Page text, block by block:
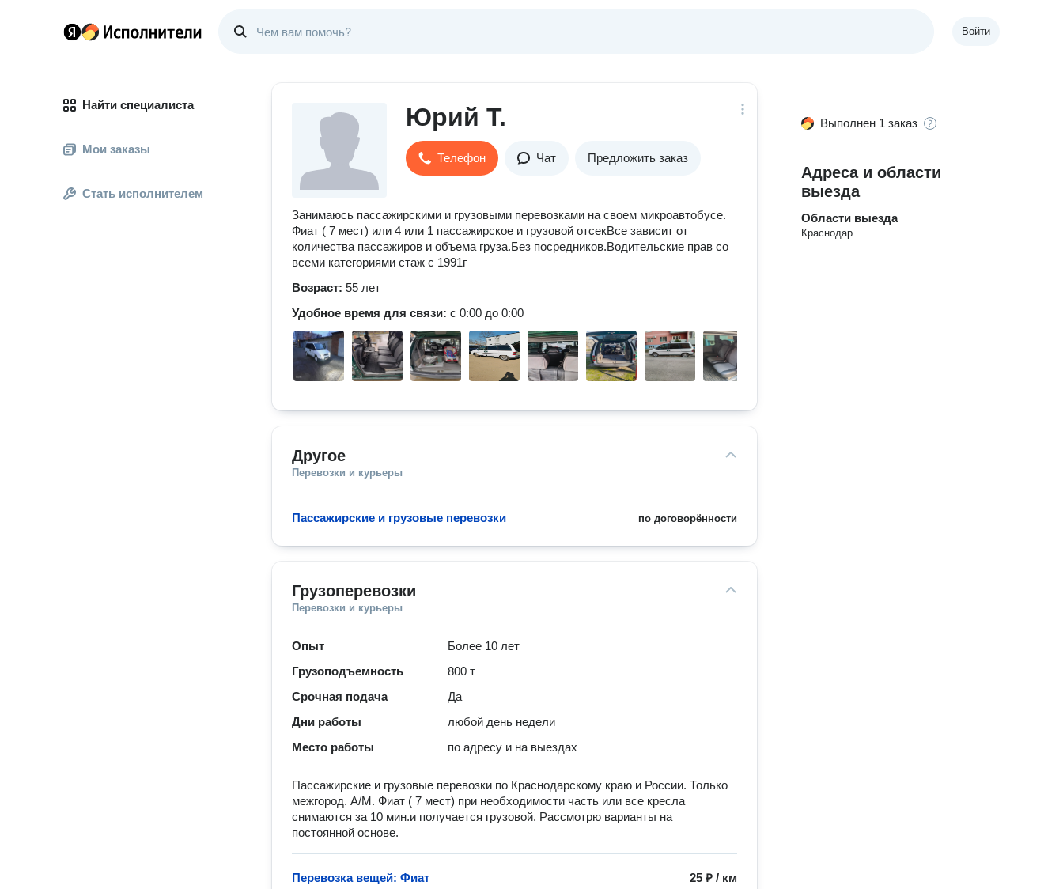
Войти
Найти специалиста
Мои заказы
Стать исполнителем
Юрий Т.
Телефон Чат Предложить заказ
Занимаюсь пассажирскими и грузовыми перевозками на своем микроавтобусе.
Фиат ( 7 мест) или 4 или 1 пассажирское и грузовой отсекВсе зависит от
количества пассажиров и объема груза.Без посредников.Водительские прав со
всеми категориями стаж с 1991г
Возраст: 55 лет
Удобное время для связи: с 0:00 до 0:00
Другое
Перевозки и курьеры
по договорённости
Пассажирские и грузовые перевозки
Грузоперевозки
Перевозки и курьеры
Опыт
Более 10 лет
Грузоподъемность
800 т
Срочная подача
Да
Дни работы
любой день недели
Место работы
по адресу и на выездах
Пассажирские и грузовые перевозки по Краснодарскому краю и России. Только
межгород. А/М. Фиат ( 7 мест) при необходимости часть или все кресла
снимаются за 10 мин.и получается грузовой. Рассмотрю варианты на
постоянной основе.
25 ₽ / км
Перевозка вещей: Фиат
Выполнен 1 заказ
Адреса и области
выезда
Области выезда
Краснодар